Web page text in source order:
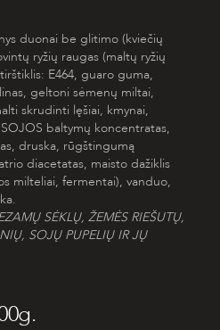
duonai be glitimo (kviečių
ryžių raugas (maltų ryžių
E464, guaro guma,
geltoni sėmenų miltai,
skrudinti lęšiai, kmynai,
SOJOS baltymų koncentratas,
druska, rūgštingumą
diacetatas, maisto dažiklis
milteliai, fermentai), vanduo,
SĖKLŲ, ŽEMĖS RIEŠUTŲ,
SOJŲ PUPELIŲ IR JŲ